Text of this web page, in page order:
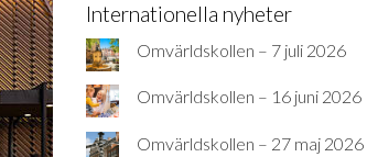
Internationella nyheter
Omvärldskollen – 7 juli 2026
Omvärldskollen – 16 juni 2026
Omvärldskollen – 27 maj 2026